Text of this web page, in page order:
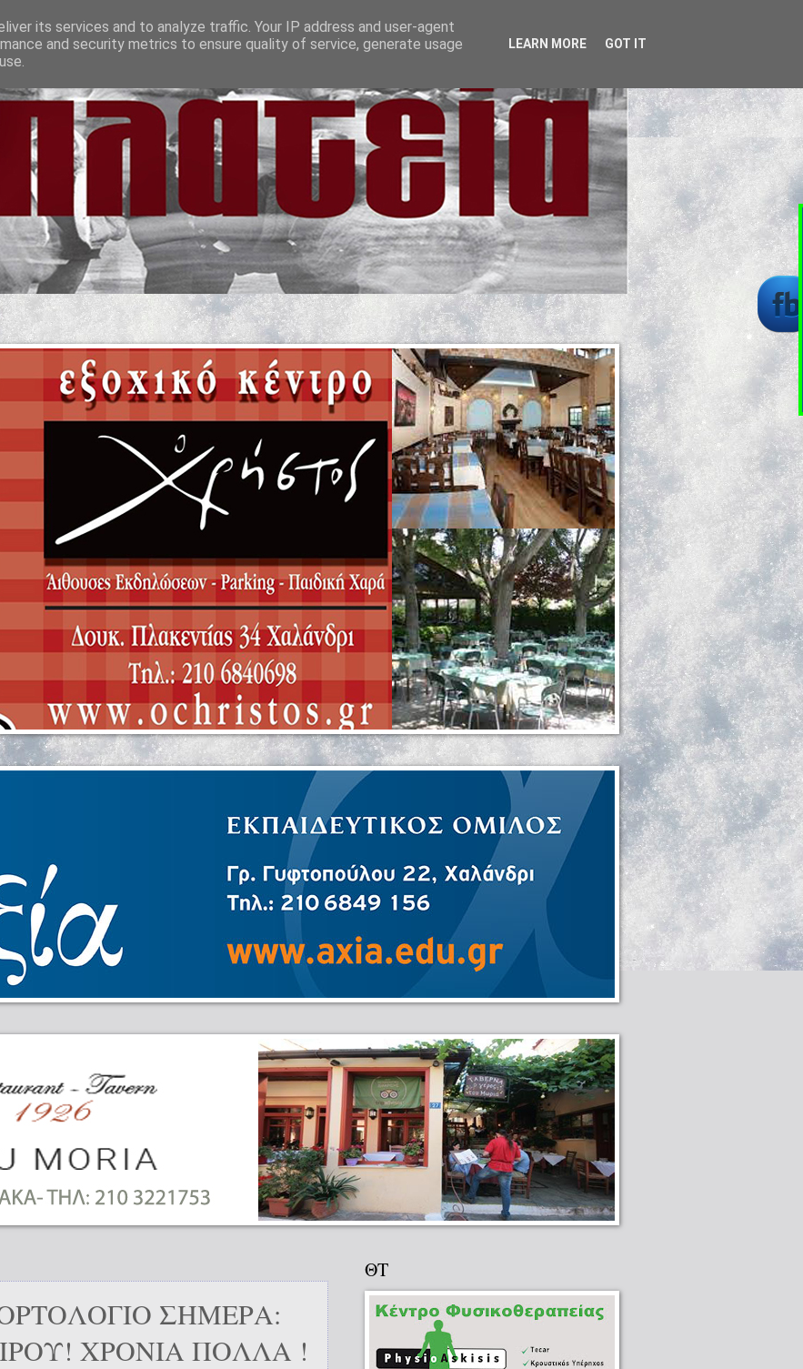
ΣΗΜΕΡΑ:
ΧΡΟΝΙΑ ΠΟΛΛΑ !
ΘΤ
its services and to analyze traffic. Your IP address and user-agent
and security metrics to ensure quality of service, generate usage
LEARN MORE GOT IT